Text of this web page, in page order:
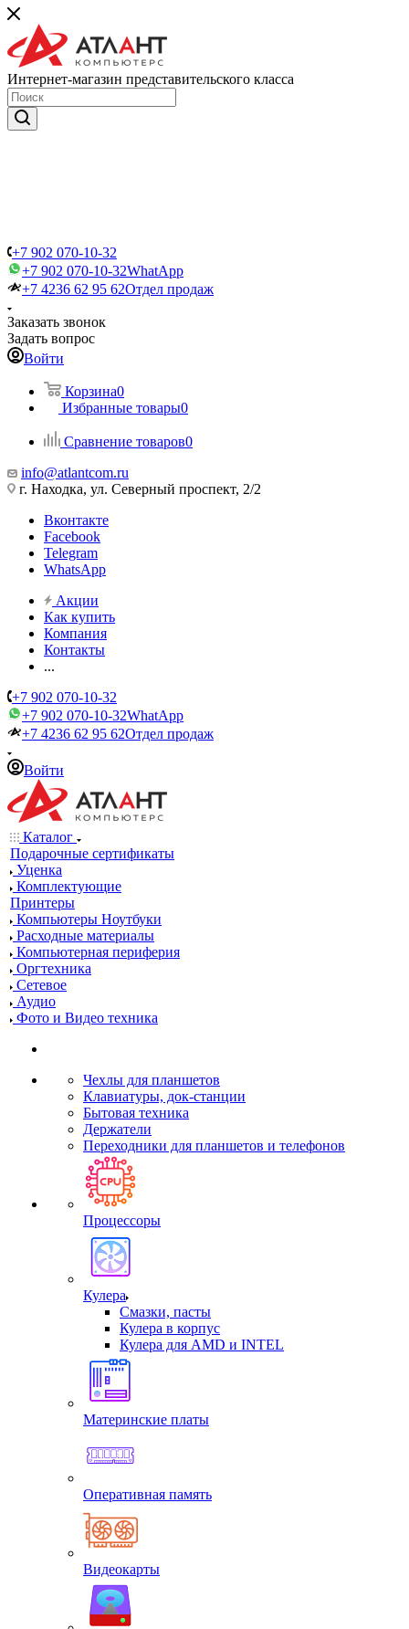
Интернет-магазин представительского класса
+7 902 070-10-32
+7 902 070-10-32WhatApp
+7 4236 62 95 62Отдел продаж
Заказать звонок
Задать вопрос
Войти
Корзина0
Избранные товары0
Сравнение товаров0
info@atlantcom.ru
г. Находка, ул. Северный проспект, 2/2
Вконтакте
Facebook
Telegram
WhatsApp
Акции
Как купить
Компания
Контакты
...
+7 902 070-10-32
+7 902 070-10-32WhatApp
+7 4236 62 95 62Отдел продаж
Войти
Каталог
Подарочные сертификаты
Уценка
Комплектующие
Принтеры
Компьютеры Ноутбуки
Расходные материалы
Компьютерная периферия
Оргтехника
Сетевое
Аудио
Фото и Видео техника
Чехлы для планшетов
Клавиатуры, док-станции
Бытовая техника
Держатели
Переходники для планшетов и телефонов
Процессоры
Кулера
Смазки, пасты
Кулера в корпус
Кулера для AMD и INTEL
Материнские платы
Оперативная память
Видеокарты